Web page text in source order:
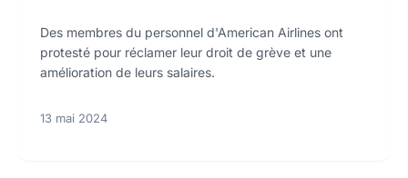
Des membres du personnel d'American Airlines ont
protesté pour réclamer leur droit de grève et une
amélioration de leurs salaires.
13 mai 2024